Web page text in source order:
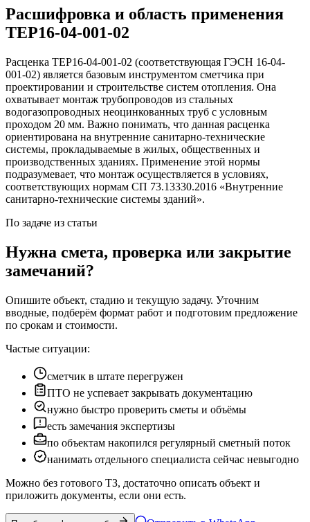
Расшифровка и область применения
ТЕР16-04-001-02
Расценка ТЕР16-04-001-02 (соответствующая ГЭСН 16-04-
001-02) является базовым инструментом сметчика при
проектировании и строительстве систем отопления. Она
охватывает монтаж трубопроводов из стальных
водогазопроводных неоцинкованных труб с условным
проходом 20 мм. Важно понимать, что данная расценка
ориентирована на внутренние санитарно-технические
системы, прокладываемые в жилых, общественных и
производственных зданиях. Применение этой нормы
подразумевает, что монтаж осуществляется в условиях,
соответствующих нормам СП 73.13330.2016 «Внутренние
санитарно-технические системы зданий».
По задаче из статьи
Нужна смета, проверка или закрытие
замечаний?
Опишите объект, стадию и текущую задачу. Уточним
вводные, подберём формат работ и подготовим предложение
по срокам и стоимости.
Частые ситуации:
сметчик в штате перегружен
ПТО не успевает закрывать документацию
нужно быстро проверить сметы и объёмы
есть замечания экспертизы
по объектам накопился регулярный сметный поток
нанимать отдельного специалиста сейчас невыгодно
Можно без готового ТЗ, достаточно описать объект и
приложить документы, если они есть.